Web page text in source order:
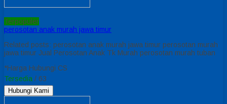
Terpopuler
perosotan anak murah jawa timur
Related posts: perosotan anak murah jawa timur perosotan murah
jawa timur Jual Perosotan Anak Tk Murah perosotan murah tuban
*Harga Hubungi CS
Tersedia / 63
Hubungi Kami